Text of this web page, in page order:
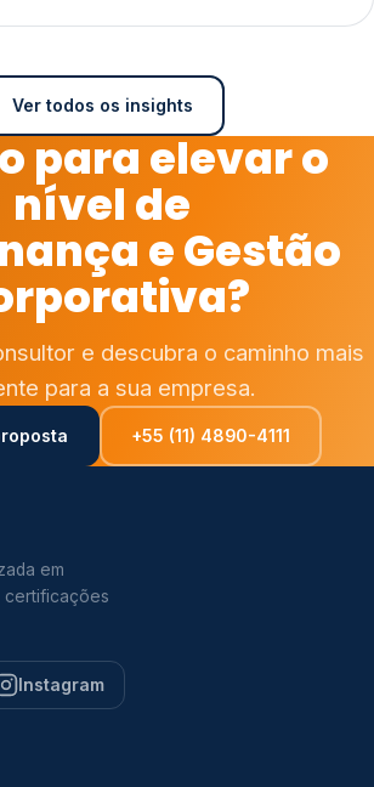
Ver todos os insights
para elevar o
nível de
e Gestão
e descubra o caminho mais
para a sua empresa.
+55 (11) 4890-4111
em
certificações
Instagram